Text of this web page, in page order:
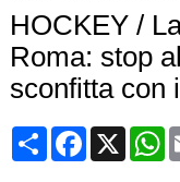
HOCKEY /
Roma: stop
sconfitta con
CondividiFacebook
X